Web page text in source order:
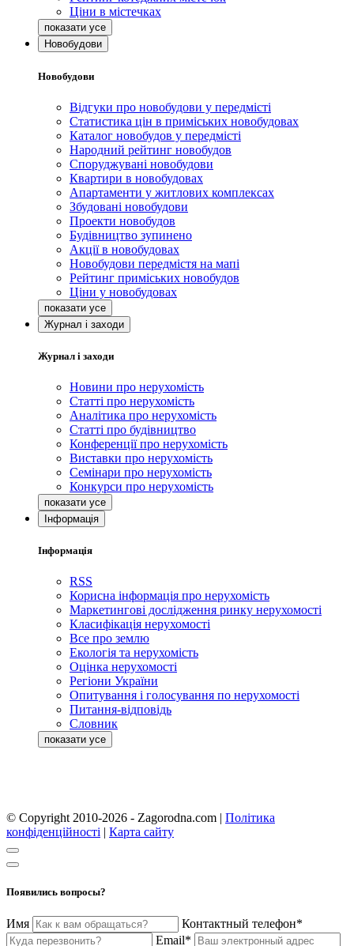
Ціни в містечках
Новобудови
Новобудови
Відгуки про новобудови у передмісті
Статистика цін в приміських новобудовах
Каталог новобудов у передмісті
Народний рейтинг новобудов
Споруджувані новобудови
Квартири в новобудовах
Апартаменти у житлових комплексах
Збудовані новобудови
Проекти новобудов
Будівництво зупинено
Акції в новобудовах
Новобудови передмістя на мапі
Рейтинг приміських новобудов
Ціни у новобудовах
Журнал і заходи
Журнал і заходи
Новини про нерухомість
Статті про нерухомість
Аналітика про нерухомість
Статті про будівництво
Конференції про нерухомість
Виставки про нерухомість
Семінари про нерухомість
Конкурси про нерухомість
Інформація
Інформація
RSS
Корисна інформація про нерухомість
Маркетингові дослідження ринку нерухомості
Класифікація нерухомості
Все про землю
Екологія та нерухомість
Оцінка нерухомості
Регіони України
Опитування і голосування по нерухомості
Питання-відповідь
Словник
© Copyright 2010-2026 - Zagorodna.com | Політика
конфіденційності | Карта сайту
Появились вопросы?
Имя
Контактный телефон*
Email*